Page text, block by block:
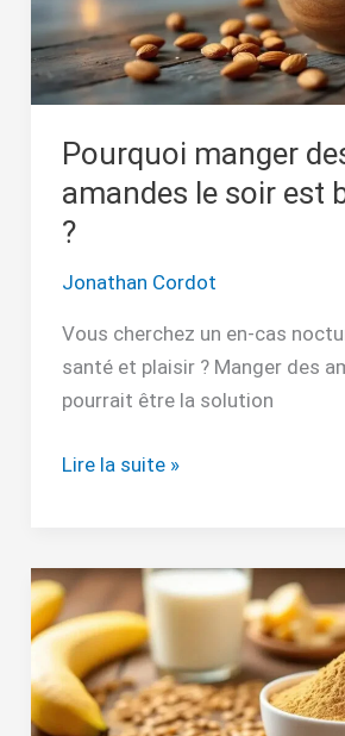
Pourquoi manger
amandes le soir est
?
Jonathan Cordot
Vous cherchez un en-cas
santé et plaisir ? Manger des
pourrait être la solution
bénéfique
?
Lire la suite »
Combien
de
temps
pour
grossir